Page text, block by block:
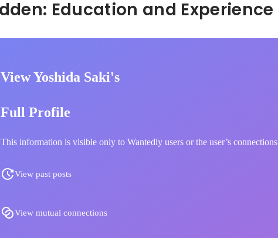
View Yoshida Saki's
Full Profile
This information is visible only to Wantedly users or the user’s connections
View past posts
View mutual connections